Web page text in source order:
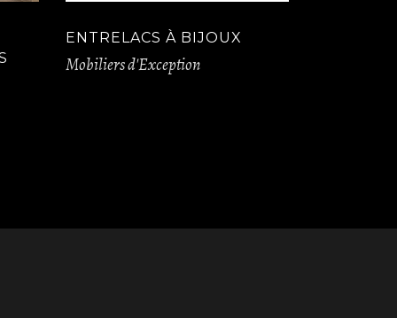
ENTRELACS À BIJOUX
Mobiliers d'Exception